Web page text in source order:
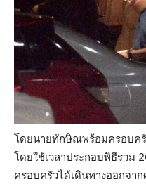
โดยนายทักษิณพร้อมครอบครั
โดยใช้เวลาประกอบพิธีรวม
ครอบครัวได้เดินทางออกจา